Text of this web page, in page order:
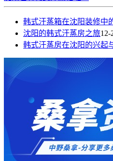
韩式汗蒸箱在沈阳装修中
沈阳的韩式汗蒸房之旅12-
韩式汗蒸房在沈阳的兴起